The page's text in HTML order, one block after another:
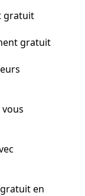
gratuit
gratuit
en